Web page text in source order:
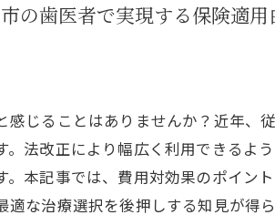
の歯医者で実現する保険適
じることはありませんか？近年、
。法改正により幅広く利用できるよ
。本記事では、費用対効果のポイン
な治療選択を後押しする知見が得ら